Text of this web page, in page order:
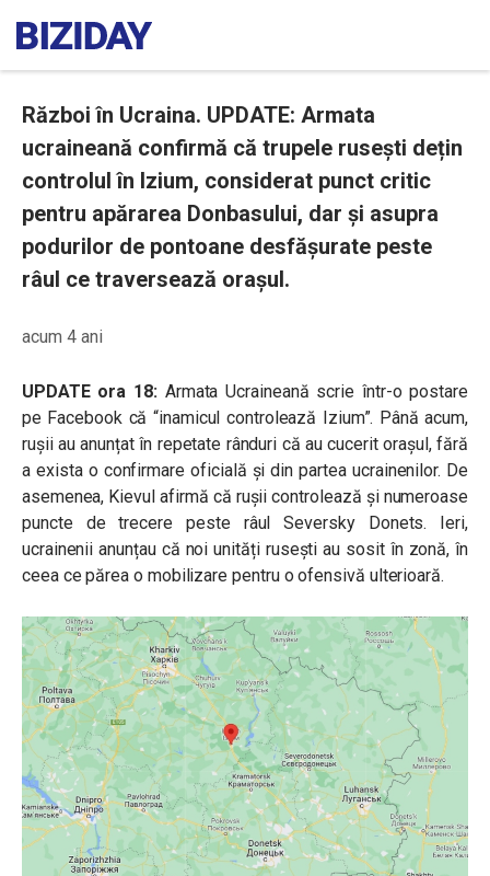
Război în Ucraina. UPDATE: Armata
ucraineană confirmă că trupele rusești dețin
controlul în Izium, considerat punct critic
pentru apărarea Donbasului, dar și asupra
podurilor de pontoane desfășurate peste
râul ce traversează orașul.
acum 4 ani
UPDATE ora 18:Armata Ucraineană scrie într-o postare
pe Facebook că “inamicul controlează Izium”. Până acum,
rușii au anunțat în repetate rânduri că au cucerit orașul, fără
a exista o confirmare oficială și din partea ucrainenilor. De
asemenea, Kievul afirmă că rușii controlează și numeroase
puncte de trecere peste râul Seversky Donets. Ieri,
ucrainenii anunțau că noi unități rusești au sosit în zonă, în
ceea ce părea o mobilizare pentru o ofensivă ulterioară.